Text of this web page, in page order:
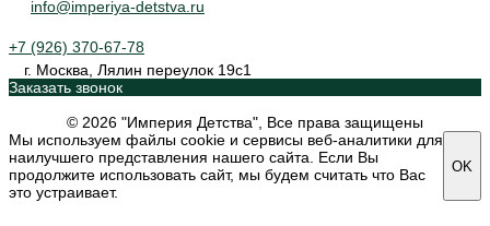
info@imperiya-detstva.ru
+7 (926) 370-67-78
г. Москва, Лялин переулок 19с1
Заказать звонок
© 2026 "Империя Детства", Все права защищены
Мы используем файлы cookie и сервисы веб-аналитики для
наилучшего представления нашего сайта. Если Вы
продолжите использовать сайт, мы будем считать что Вас
это устраивает.
OK